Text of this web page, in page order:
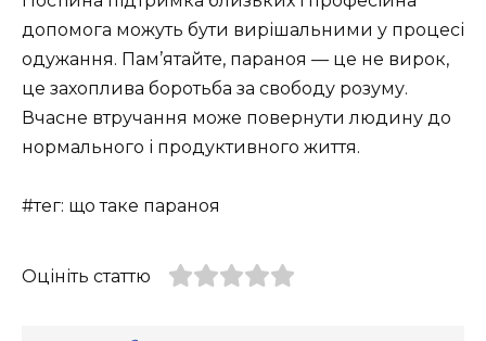
допомога можуть бути вирішальними у процесі
одужання. Пам’ятайте, параноя — це не вирок,
це захоплива боротьба за свободу розуму.
Вчасне втручання може повернути людину до
нормального і продуктивного життя.
#тег: що таке параноя
Оцініть статтю